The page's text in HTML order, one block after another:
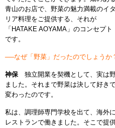
青山のお店で、野菜の魅力満載のイタ
リア料理をご提供する、それが
「HATAKE AOYAMA」のコンセプト
です。
──なぜ「野菜」だったのでしょうか
神保
独立開業を契機として、実は
ました。それまで野菜は決して好き
変わったのです。
私は、調理師専門学校を出て、海外
レストランで働きました。そこで提